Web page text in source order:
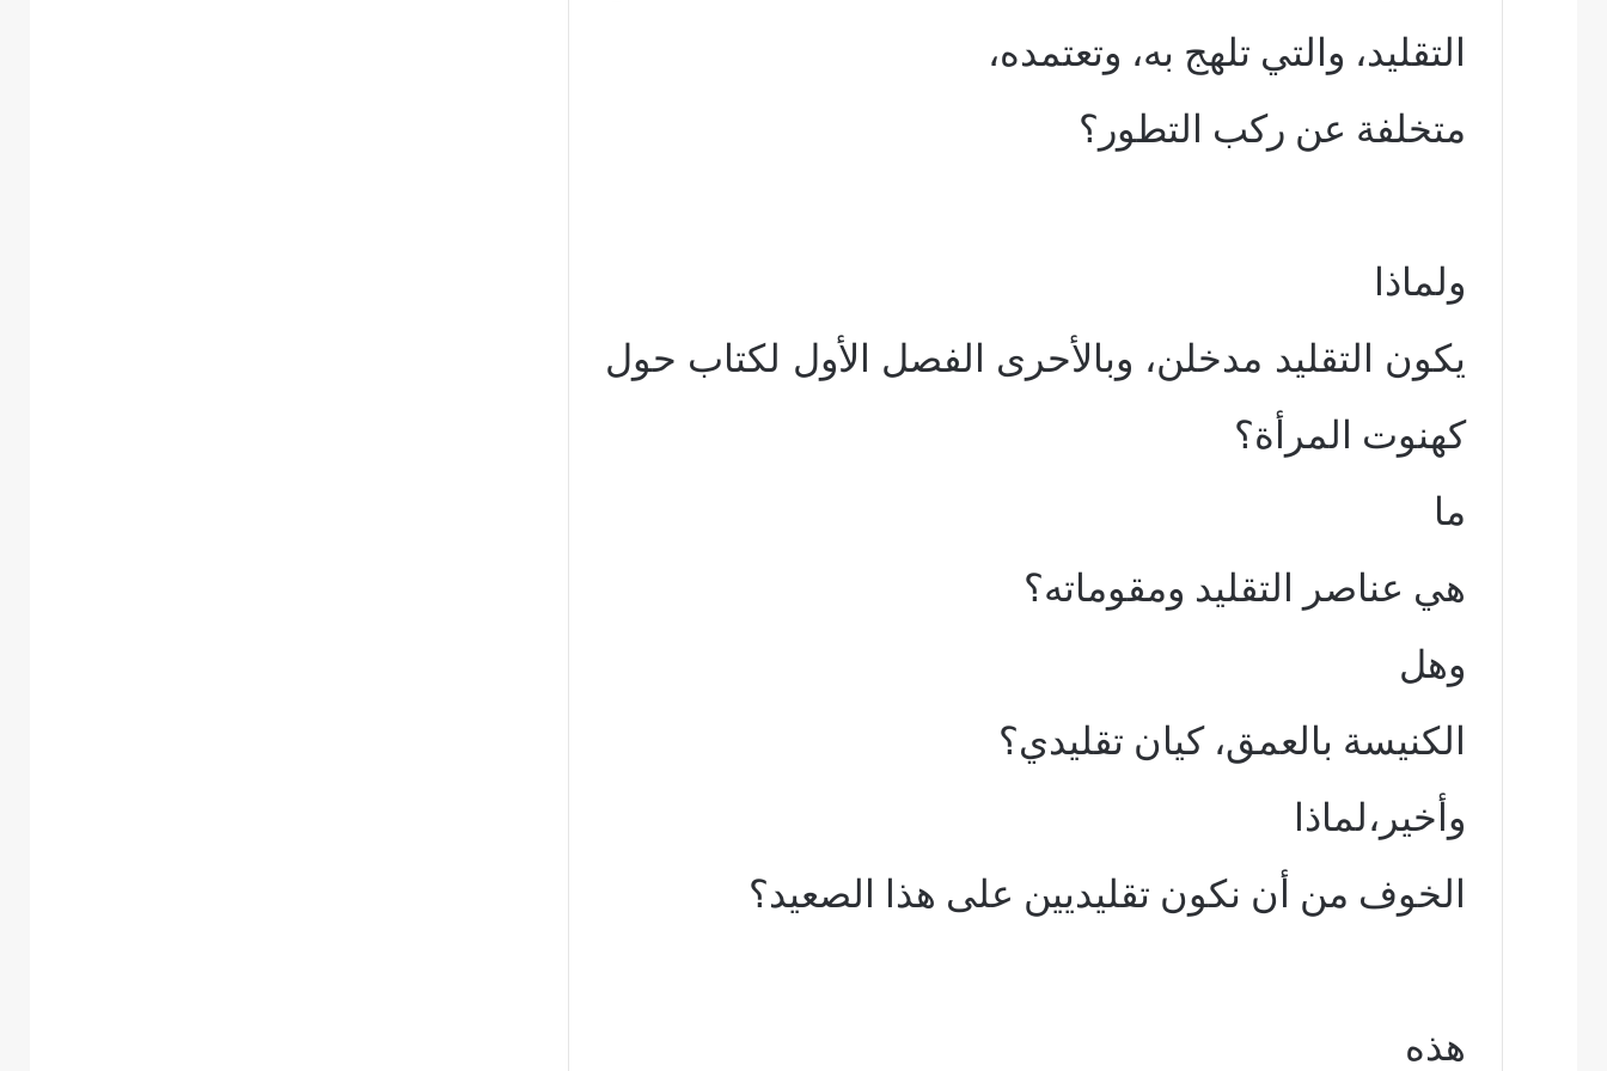
التقليد، والتي تلهج به، وتعتمده،
متخلفة عن ركب التطور؟
ولماذا
يكون التقليد مدخلن، وبالأحرى الفصل الأول لكتاب حول
كهنوت المرأة؟
ما
هي عناصر التقليد ومقوماته؟
وهل
الكنيسة بالعمق، كيان تقليدي؟
وأخير،لماذا
الخوف من أن نكون تقليديين على هذا الصعيد؟
هذه